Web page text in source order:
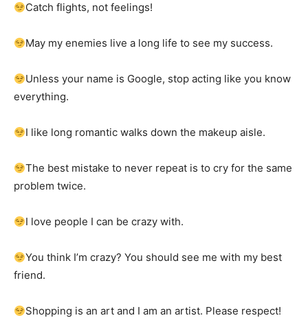
Catch flights, not feelings!
May my enemies live a long life to see my success.
Unless your name is Google, stop acting like you know
everything.
I like long romantic walks down the makeup aisle.
The best mistake to never repeat is to cry for the same
problem twice.
I love people I can be crazy with.
You think I’m crazy? You should see me with my best
friend.
Shopping is an art and I am an artist. Please respect!